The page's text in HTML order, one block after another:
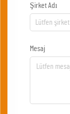
Şirket Adı
Mesaj